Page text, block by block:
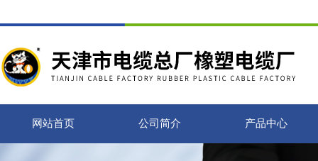
网站首页 公司简介 产品中心